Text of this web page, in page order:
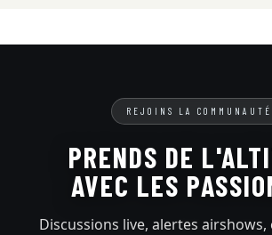
REJOINS LA COMMUNAUTÉ
PRENDS DE
AVEC LES
Discussions live, alertes airshows,